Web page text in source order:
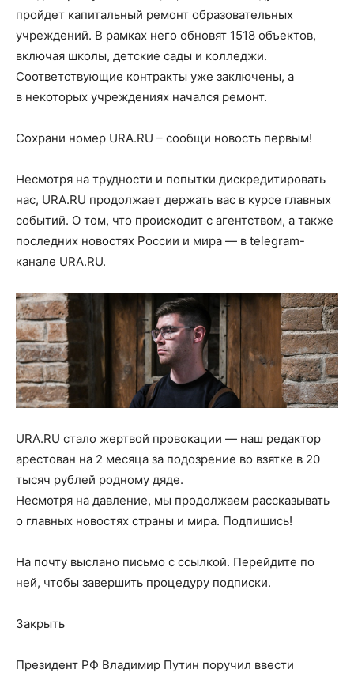
пройдет капитальный ремонт образовательных
учреждений. В рамках него обновят 1518 объектов,
включая школы, детские сады и колледжи.
Соответствующие контракты уже заключены, а
в некоторых учреждениях начался ремонт.
Сохрани номер URA.RU – сообщи новость первым!
Несмотря на трудности и попытки дискредитировать
нас, URA.RU продолжает держать вас в курсе главных
событий. О том, что происходит с агентством, а также
последних новостях России и мира — в telegram-
канале URA.RU.
URA.RU стало жертвой провокации — наш редактор
арестован на 2 месяца за подозрение во взятке в 20
тысяч рублей родному дяде.
Несмотря на давление, мы продолжаем рассказывать
о главных новостях страны и мира. Подпишись!
На почту выслано письмо с ссылкой. Перейдите по
ней, чтобы завершить процедуру подписки.
Закрыть
Президент РФ Владимир Путин поручил ввести